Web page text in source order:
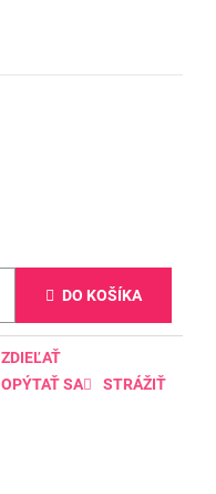
DO KOŠÍKA
OPÝTAŤ SA STRÁŽIŤ
ZDIEĽAŤ